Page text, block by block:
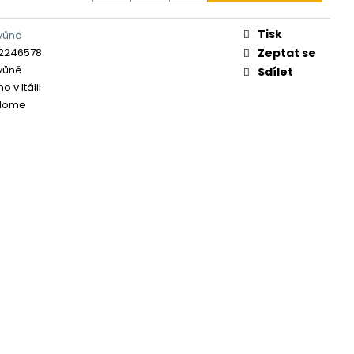
v Itálii
Tisk
Zeptat se
Sdílet